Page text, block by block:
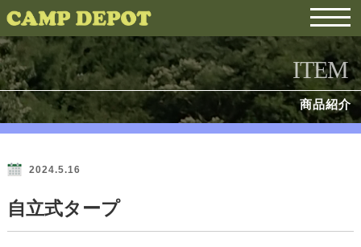
ITEM
商品紹介
2024.5.16
自立式タープ